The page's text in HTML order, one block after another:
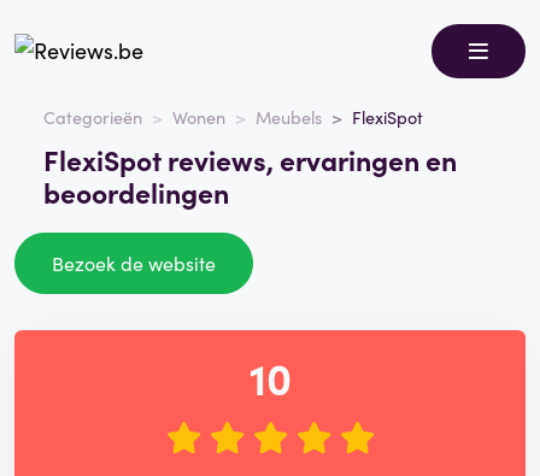
Categorieën Wonen Meubels FlexiSpot
FlexiSpot reviews, ervaringen en
beoordelingen
Bezoek de website
10